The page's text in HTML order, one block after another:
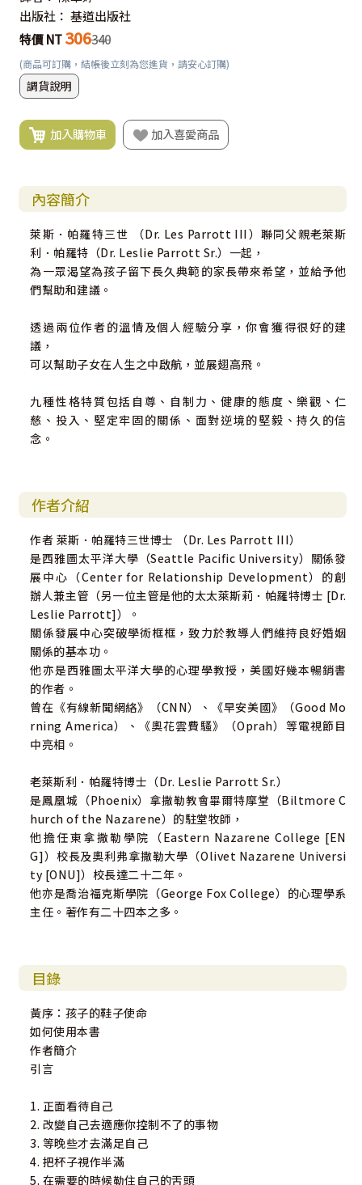
出版社： 基道出版社
特價 NT 306340
(商品可訂購，結帳後立刻為您進貨，請安心訂購)
調貨說明
加入購物車 加入喜愛商品
內容簡介
萊斯．帕羅特三世 （Dr. Les Parrott III）聯同父親老萊斯
利．帕羅特（Dr. Leslie Parrott Sr.）一起，
為一眾渴望為孩子留下長久典範的家長帶來希望，並給予他
們幫助和建議。
透過兩位作者的溫情及個人經驗分享，你會獲得很好的建
議，
可以幫助子女在人生之中啟航，並展翅高飛。
九種性格特質包括自尊、自制力、健康的態度、樂觀、仁
慈、投入、堅定牢固的關係、面對逆境的堅毅、持久的信
念。
作者介紹
作者 萊斯．帕羅特三世博士 （Dr. Les Parrott III）
是西雅圖太平洋大學（Seattle Pacific University）關係發
展中心（Center for Relationship Development）的創
辦人兼主管（另一位主管是他的太太萊斯莉．帕羅特博士 [Dr.
Leslie Parrott]）。
關係發展中心突破學術框框，致力於教導人們維持良好婚姻
關係的基本功。
他亦是西雅圖太平洋大學的心理學教授，美國好幾本暢銷書
的作者。
曾在《有線新聞網絡》（CNN）、《早安美國》（Good Mo
rning America）、《奧花雲費騷》（Oprah）等電視節目
中亮相。
老萊斯利．帕羅特博士（Dr. Leslie Parrott Sr.）
是鳳凰城（Phoenix）拿撒勒教會畢爾特摩堂（Biltmore C
hurch of the Nazarene）的駐堂牧師，
他擔任東拿撒勒學院（Eastern Nazarene College [EN
G]）校長及奧利弗拿撒勒大學（Olivet Nazarene Universi
ty [ONU]）校長達二十二年。
他亦是喬治福克斯學院（George Fox College）的心理學系
主任。著作有二十四本之多。
目錄
黃序：孩子的鞋子使命
如何使用本書
作者簡介
引言
1. 正面看待自己
2. 改變自己去適應你控制不了的事物
3. 等晚些才去滿足自己
4. 把杯子視作半滿
5. 在需要的時候勒住自己的舌頭